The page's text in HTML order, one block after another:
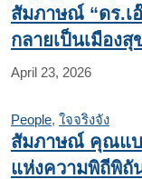
สัมภาษณ์ “ดร.เ
กลายเป็นเมือง
April 23, 2026
People, ใจจริงจัง
สัมภาษณ์ คุณแบ
แห่งความพิถีพิถั